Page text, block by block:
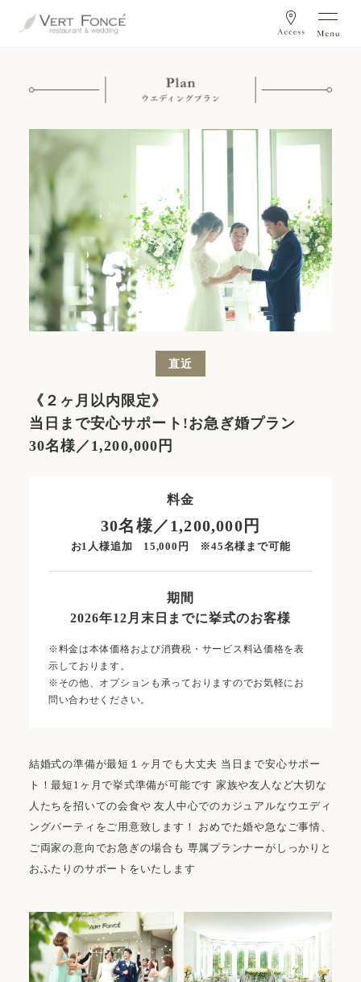
直近
《２ヶ月以内限定》
当日まで安心サポート!お急ぎ婚プラン
30名様／1,200,000円
料金
30名様／1,200,000円
お1人様追加 15,000円 ※45名様まで可能
期間
2026年12月末日までに挙式のお客様
※料金は本体価格および消費税・サービス料込価格を表
示しております。
※その他、オプションも承っておりますのでお気軽にお
問い合わせください。
結婚式の準備が最短１ヶ月でも大丈夫 当日まで安心サポー
ト！最短1ヶ月で挙式準備が可能です 家族や友人など大切な
人たちを招いての会食や 友人中心でのカジュアルなウエディ
ングパーティをご用意致します！ おめでた婚や急なご事情、
ご両家の意向でお急ぎの場合も 専属プランナーがしっかりと
おふたりのサポートをいたします